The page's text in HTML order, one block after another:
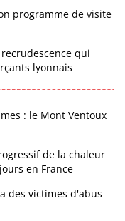
programme de visite
qui
lyonnais
: le Mont Ventoux
de la chaleur
en France
des victimes d'abus